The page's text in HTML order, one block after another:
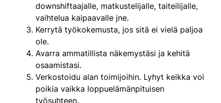
downshiftaajalle, matkustelijalle, taiteilijalle,
vaihtelua kaipaavalle jne.
Kerrytä työkokemusta, jos sitä ei vielä paljoa
ole.
Avarra ammatillista näkemystäsi ja kehitä
osaamistasi.
Verkostoidu alan toimijoihin. Lyhyt keikka voi
poikia vaikka loppuelämänpituisen
työsuhteen.